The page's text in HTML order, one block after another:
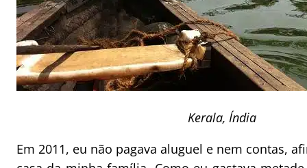
Kerala, Índia
Em 2011, eu não pagava aluguel e nem contas,